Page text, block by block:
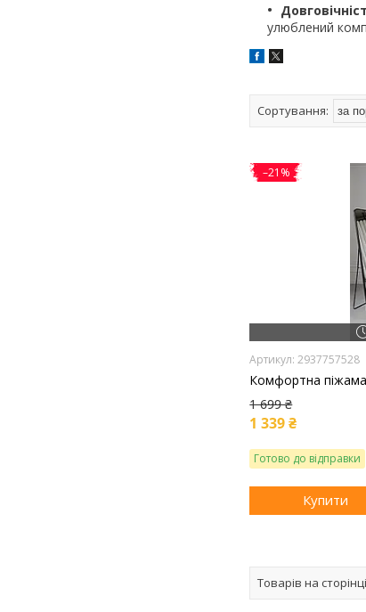
улюблений
–21%
2937757528
Комфортна піжама
1 699 ₴
1 339 ₴
Готово до відправки
Купити